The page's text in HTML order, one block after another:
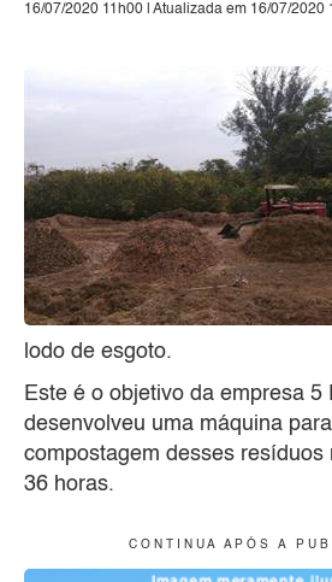
16/07/2020 11h00 | Atualizada em 16/07/2020
lodo de esgoto.
Este é o objetivo da empresa 5
desenvolveu uma máquina
compostagem desses resíduos
36 horas.
C O N T I N U A A P Ó S A P U B